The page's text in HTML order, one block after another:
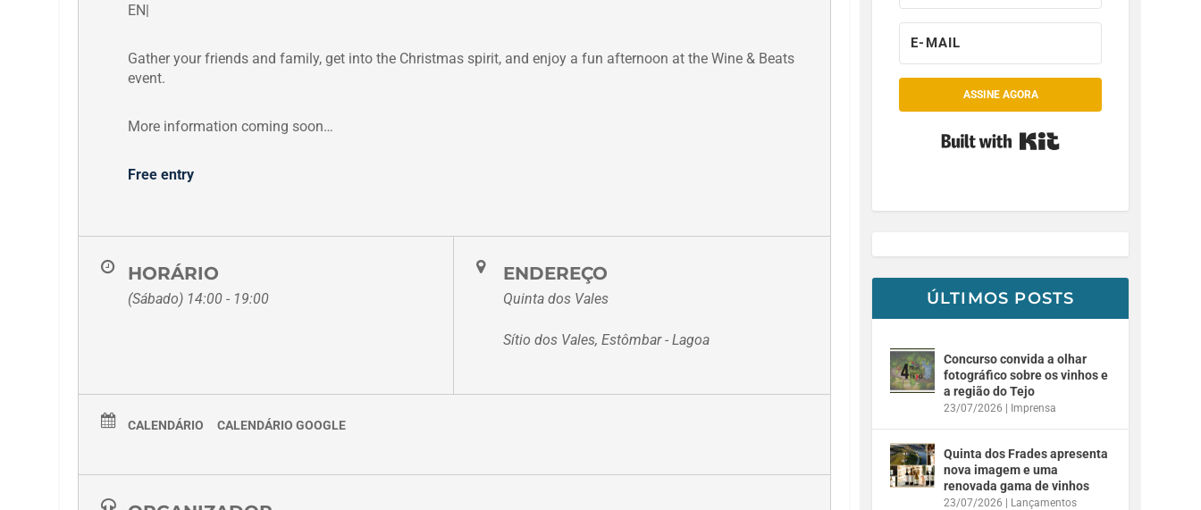
EN|
Gather your friends and family, get into the Christmas spirit, and enjoy a fun afternoon at the Wine & Beats
event.
More information coming soon…
Free entry
HORÁRIO
(Sábado) 14:00 - 19:00
ENDEREÇO
Quinta dos Vales
Sítio dos Vales, Estômbar - Lagoa
CALENDÁRIO CALENDÁRIO GOOGLE
ASSINE AGORA
ÚLTIMOS POSTS
Concurso convida a olhar
fotográfico sobre os vinhos e
a região do Tejo
23/07/2026 | Imprensa
Quinta dos Frades apresenta
nova imagem e uma
renovada gama de vinhos
23/07/2026 | Lançamentos